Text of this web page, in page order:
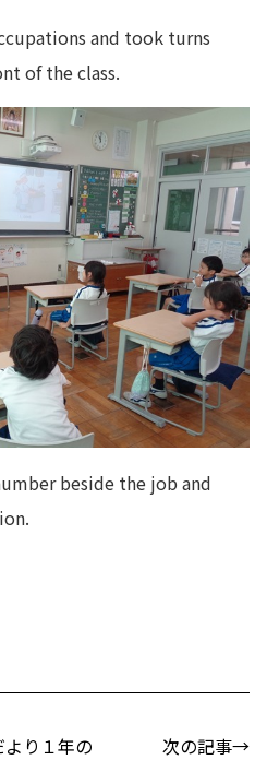
and took turns
of the class.
beside the job and
り１年の 次の記事→